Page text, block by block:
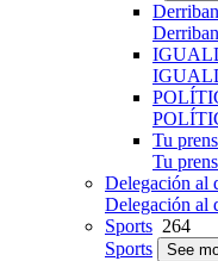
Tu
Tu
Delegación al
Delegación al
Sports 264
Sports
See